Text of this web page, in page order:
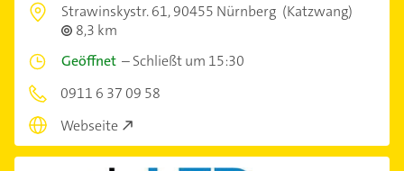
Strawinskystr. 61,90455 Nürnberg (Katzwang)
8,3 km
Geöffnet –Schließt um 15:30
0911 6 37 09 58
Webseite